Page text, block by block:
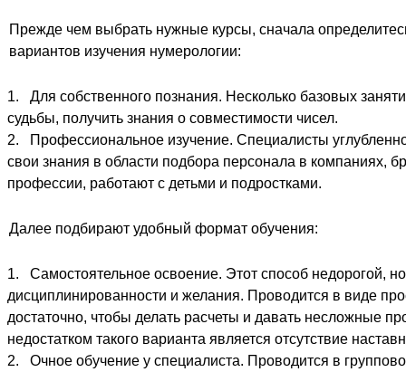
Прежде чем выбрать нужные курсы, сначала
вариантов изучения нумерологии:
Для собственного познания. Несколько базовых
судьбы, получить знания о совместимости чисел.
Профессиональное изучение. Специалисты
свои знания в области подбора персонала в компаниях,
профессии, работают с детьми и подростками.
Далее подбирают удобный формат обучения:
Самостоятельное освоение. Этот способ недорогой,
дисциплинированности и желания. Проводится в виде
достаточно, чтобы делать расчеты и давать несложные
недостатком такого варианта является отсутствие
Очное обучение у специалиста. Проводится в